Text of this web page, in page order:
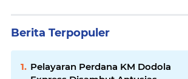
Berita Terpopuler
Pelayaran Perdana KM Dodola